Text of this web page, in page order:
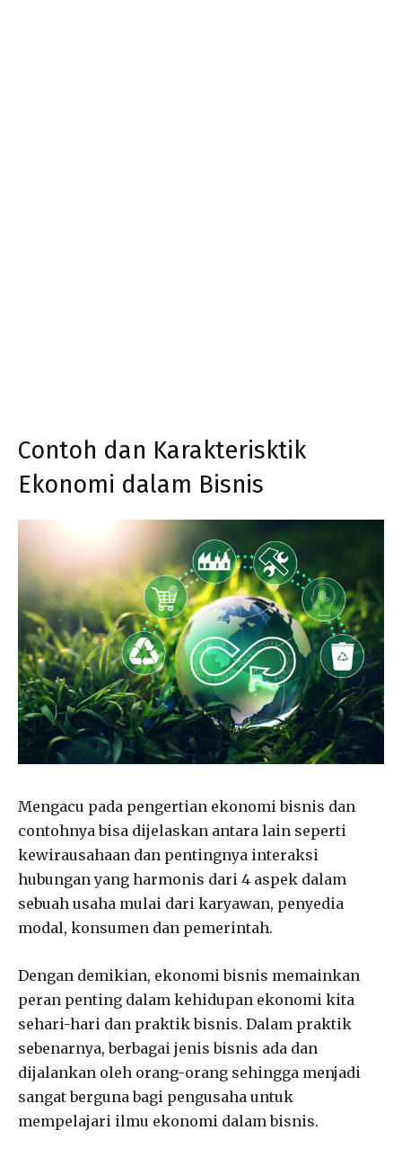
Contoh dan Karakterisktik
Ekonomi dalam Bisnis
Mengacu pada pengertian ekonomi bisnis dan
contohnya bisa dijelaskan antara lain seperti
kewirausahaan dan pentingnya interaksi
hubungan yang harmonis dari 4 aspek dalam
sebuah usaha mulai dari karyawan, penyedia
modal, konsumen dan pemerintah.
Dengan demikian, ekonomi bisnis memainkan
peran penting dalam kehidupan ekonomi kita
sehari-hari dan praktik bisnis. Dalam praktik
sebenarnya, berbagai jenis bisnis ada dan
dijalankan oleh orang-orang sehingga menjadi
sangat berguna bagi pengusaha untuk
mempelajari ilmu ekonomi dalam bisnis.